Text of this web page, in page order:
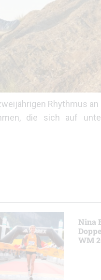
Rhythmus
die sich auf
Nina
WM